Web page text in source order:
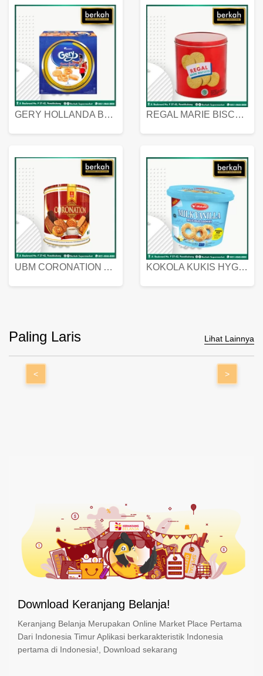
GERY HOLLANDA BUTTER COOKIES 450 GRAM REGAL MARIE BISCUIT KALENG 550 GRAM
UBM CORONATION ASSORTED BISKUIT KALENG 450 GRAM KOKOLA KUKIS HYGIENIC MILK VANILLA PACK 320 GR
Paling Laris Lihat Lainnya
< >
Download Keranjang Belanja!
Keranjang Belanja Merupakan Online Market Place Pertama
Dari Indonesia Timur Aplikasi berkarakteristik Indonesia
pertama di Indonesia!, Download sekarang